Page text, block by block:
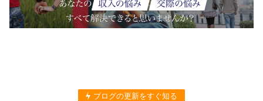
ブログの更新をすぐ知る